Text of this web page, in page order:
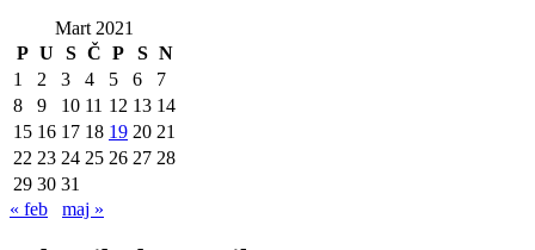
Mart 2021
P U S Č P S N
1
2 3 4 5 6
7
8
9 10 11 12 13 14
15 16 17 18 19 20 21
22 23 24 25 26 27 28
29 30 31
« feb
maj »